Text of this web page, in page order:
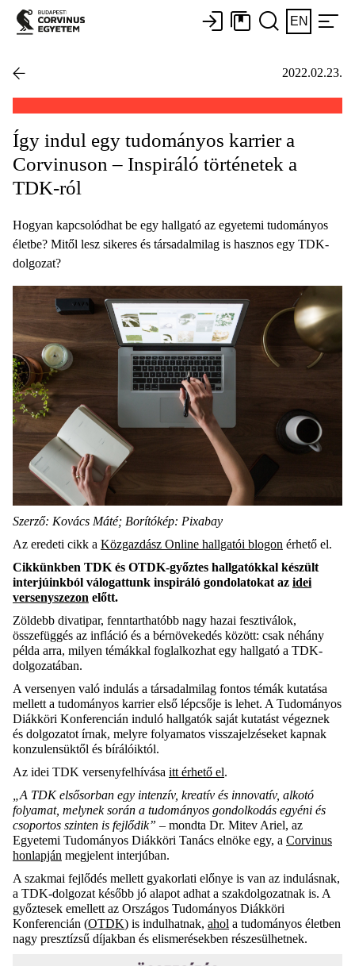
EN
2022.02.23.
Így indul egy tudományos karrier a
Corvinuson – Inspiráló történetek a
TDK-ról
Hogyan kapcsolódhat be egy hallgató az egyetemi tudományos
életbe? Mitől lesz sikeres és társadalmilag is hasznos egy TDK-
dolgozat?
Szerző: Kovács Máté; Borítókép: Pixabay
Az eredeti cikk a Közgazdász Online hallgatói blogon érhető el.
Cikkünkben TDK és OTDK-győztes hallgatókkal készült
interjúinkból válogattunk inspiráló gondolatokat az idei
versenyszezon előtt.
Zöldebb divatipar, fenntarthatóbb nagy hazai fesztiválok,
összefüggés az infláció és a bérnövekedés között: csak néhány
példa arra, milyen témákkal foglalkozhat egy hallgató a TDK-
dolgozatában.
A versenyen való indulás a társadalmilag fontos témák kutatása
mellett a tudományos karrier első lépcsője is lehet. A Tudományos
Diákköri Konferencián induló hallgatók saját kutatást végeznek
és dolgozatot írnak, melyre folyamatos visszajelzéseket kapnak
konzulensüktől és bírálóiktól.
Az idei TDK versenyfelhívása itt érhető el.
„A TDK elsősorban egy intenzív, kreatív és innovatív, alkotó
folyamat, melynek során a tudományos gondolkodás egyéni és
csoportos szinten is fejlődik” – mondta Dr. Mitev Ariel, az
Egyetemi Tudományos Diákköri Tanács elnöke egy, a Corvinus
honlapján megjelent interjúban.
A szakmai fejlődés mellett gyakorlati előnye is van az indulásnak,
a TDK-dolgozat később jó alapot adhat a szakdolgozatnak is. A
győztesek emellett az Országos Tudományos Diákköri
Konferencián (OTDK) is indulhatnak, ahol a tudományos életben
nagy presztízsű díjakban és elismerésekben részesülhetnek.